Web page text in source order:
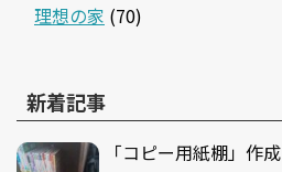
理想の家 (70)
新着記事
「コピー用紙棚」作成